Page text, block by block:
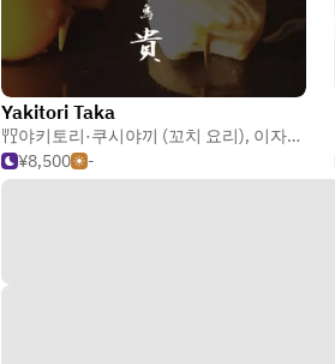
Yakitori Taka
야키토리·쿠시야끼 (꼬치 요리), 이자카야
¥8,500
-